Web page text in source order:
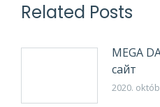
Related Posts
MEGA
сайт
2020.